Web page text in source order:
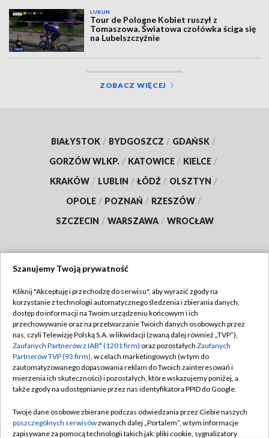
LUBLIN
Tour de Pologne Kobiet ruszył z
Tomaszowa. Światowa czołówka ściga się
na Lubelszczyźnie
ZOBACZ WIĘCEJ
BIAŁYSTOK / BYDGOSZCZ / GDAŃSK /
GORZÓW WLKP. / KATOWICE / KIELCE /
KRAKÓW / LUBLIN / ŁÓDŹ / OLSZTYN /
OPOLE / POZNAŃ / RZESZÓW /
SZCZECIN / WARSZAWA / WROCŁAW
TVP
Abonament TVP
Emisja w TVP
Centrum informacji TVP
Naziemna Telewizja Cyfrowa
Rada Programowa
Regulamin TVP
Polityka prywatności
Moje zgody
Pomoc
Kontakt
Szanujemy Twoją prywatność
Kliknij "Akceptuję i przechodzę do serwisu", aby wyrazić zgody na
korzystanie z technologii automatycznego śledzenia i zbierania danych,
dostęp do informacji na Twoim urządzeniu końcowym i ich
przechowywanie oraz na przetwarzanie Twoich danych osobowych przez
nas, czyli Telewizję Polską S.A. w likwidacji (zwaną dalej również „TVP”),
Zaufanych Partnerów z IAB* (1201 firm) oraz pozostałych Zaufanych
Partnerów TVP (93 firm), w celach marketingowych (w tym do
zautomatyzowanego dopasowania reklam do Twoich zainteresowań i
mierzenia ich skuteczności) i pozostałych, które wskazujemy poniżej, a
także zgody na udostępnianie przez nas identyfikatora PPID do Google.
Twoje dane osobowe zbierane podczas odwiedzania przez Ciebie naszych
poszczególnych serwisówzwanych dalej „Portalem”, w tym informacje
zapisywane za pomocą technologii takich jak: pliki cookie, sygnalizatory